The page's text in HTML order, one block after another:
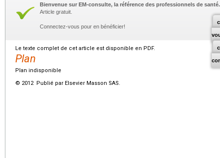
Bienvenue sur EM-consulte, la référence des professionnels de santé.
Article gratuit.
Connectez-vous pour en bénéficier!
Le texte complet de cet article est disponible en PDF.
Plan
Plan indisponible
© 2012 Publié par Elsevier Masson SAS.